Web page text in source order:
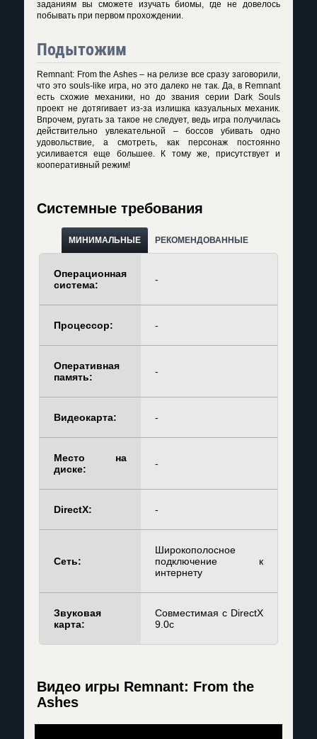
заданиям вы сможете изучать биомы, где не довелось
побывать при первом прохождении.
Подытожим
Remnant: From the Ashes – на релизе все сразу заговорили,
что это souls-like игра, но это далеко не так. Да, в Remnant
есть схожие механики, но до звания серии Dark Souls
проект не дотягивает из-за излишка казуальных механик.
Впрочем, ругать за такое не следует, ведь игра получилась
действительно увлекательной – боссов убивать одно
удовольствие, а смотреть, как персонаж постоянно
усиливается еще большее. К тому же, присутствует и
кооперативный режим!
Системные требования
МИНИМАЛЬНЫЕ РЕКОМЕНДОВАННЫЕ
Операционная
система:
-
Процессор: -
Оперативная
память:
-
Видеокарта: -
Место на
диске:
-
DirectX: -
Сеть:
Широкополосное
подключение к
интернету
Звуковая
карта:
Совместимая с DirectX
9.0c
Видео игры Remnant: From the
Ashes